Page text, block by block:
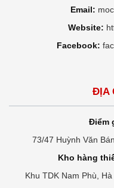
Email:
Website:
Facebook:
ĐỊA
Điểm
73/47 Huỳnh Văn
Kho hàng
Khu TDK Nam Phù,